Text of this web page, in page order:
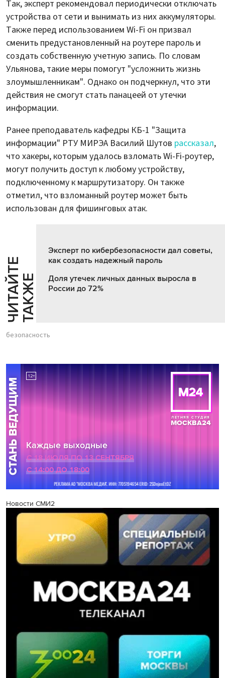
Так, эксперт рекомендовал периодически отключать
устройства от сети и вынимать из них аккумуляторы.
Также перед использованием Wi-Fi он призвал
сменить предустановленный на роутере пароль и
создать собственную учетную запись. По словам
Ульянова, такие меры помогут "усложнить жизнь
злоумышленникам". Однако он подчеркнул, что эти
действия не смогут стать панацеей от утечки
информации.
Ранее преподаватель кафедры КБ-1 "Защита
информации" РТУ МИРЭА Василий Шутов рассказал,
что хакеры, которым удалось взломать Wi-Fi-роутер,
могут получить доступ к любому устройству,
подключенному к маршрутизатору. Он также
отметил, что взломанный роутер может быть
использован для фишинговых атак.
Ч
И
Т
АЙ
Т
Е
Т
А
К
ЖЕ
Эксперт по кибербезопасности дал советы,
как создать надежный пароль
Доля утечек личных данных выросла в
России до 72%
безопасность
Новости СМИ2